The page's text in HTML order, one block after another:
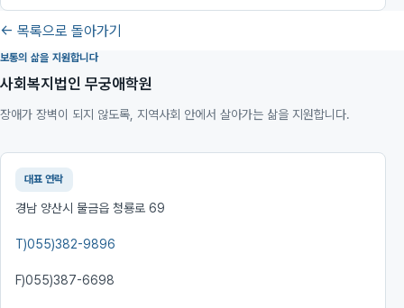
← 목록으로 돌아가기
보통의 삶을 지원합니다
사회복지법인 무궁애학원
장애가 장벽이 되지 않도록, 지역사회 안에서 살아가는 삶을 지원합니다.
대표 연락
경남 양산시 물금읍 청룡로 69
T)055)382-9896
F)055)387-6698